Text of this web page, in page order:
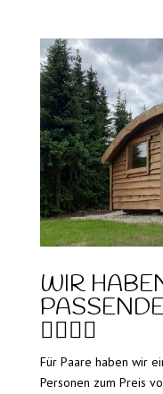
WIR
💁‍♀️💁‍♂️
Für Paare haben wir
Personen zum Preis